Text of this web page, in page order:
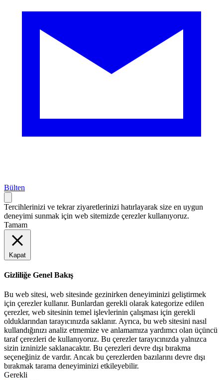
Bülten
Tercihlerinizi ve tekrar ziyaretlerinizi hatırlayarak size en uygun
deneyimi sunmak için web sitemizde çerezler kullanıyoruz.
Tamam
Kapat
Gizliliğe Genel Bakış
Bu web sitesi, web sitesinde gezinirken deneyiminizi geliştirmek
için çerezler kullanır. Bunlardan gerekli olarak kategorize edilen
çerezler, web sitesinin temel işlevlerinin çalışması için gerekli
olduklarından tarayıcınızda saklanır. Ayrıca, bu web sitesini nasıl
kullandığınızı analiz etmemize ve anlamamıza yardımcı olan üçüncü
taraf çerezleri de kullanıyoruz. Bu çerezler tarayıcınızda yalnızca
sizin izninizle saklanacaktır. Bu çerezleri devre dışı bırakma
seçeneğiniz de vardır. Ancak bu çerezlerden bazılarını devre dışı
bırakmak tarama deneyiminizi etkileyebilir.
Gerekli